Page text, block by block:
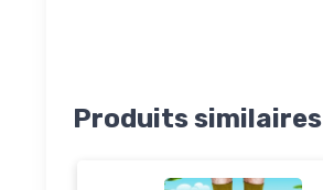
Produits similaires